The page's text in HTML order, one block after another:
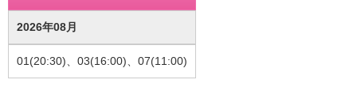
2026年08月
01(20:30)、03(16:00)、07(11:00)